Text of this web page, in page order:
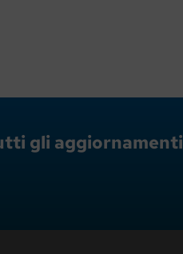
gli aggiornamenti